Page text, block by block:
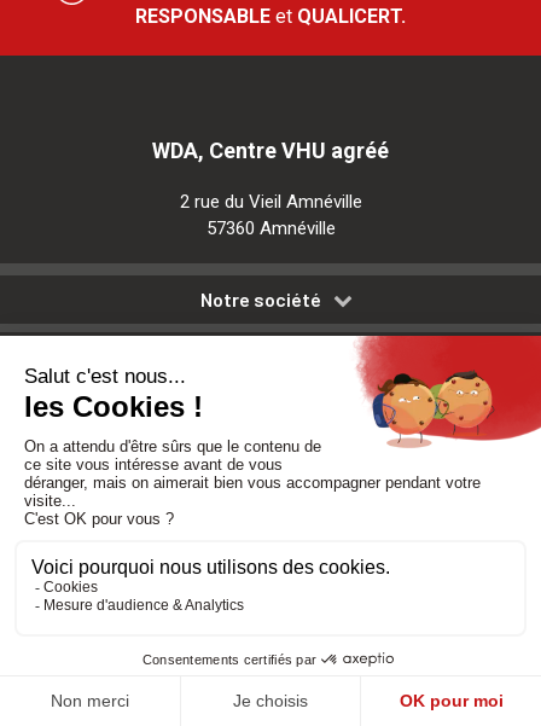
RESPONSABLE et QUALICERT.
WDA, Centre VHU agréé
2 rue du Vieil Amnéville
57360 Amnéville
Notre société
Politique de confidentialité- Mentions légales